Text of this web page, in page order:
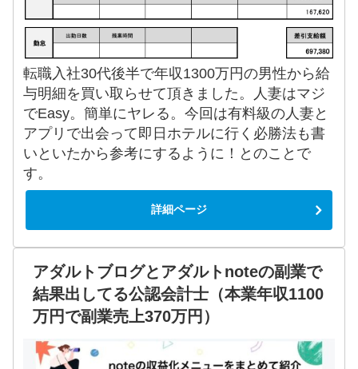
転職入社30代後半で年収1300万円の男性から給
与明細を買い取らせて頂きました。人妻はマジ
でEasy。簡単にヤレる。今回は有料級の人妻と
アプリで出会って即日ホテルに行く必勝法も書
いといたから参考にするように！とのことで
す。
詳細ページ
アダルトブログとアダルトnoteの副業で
結果出してる公認会計士（本業年収1100
万円で副業売上370万円）